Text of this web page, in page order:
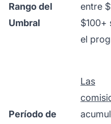
Rango del
Umbral
entre
$100+
el
Período de
Las